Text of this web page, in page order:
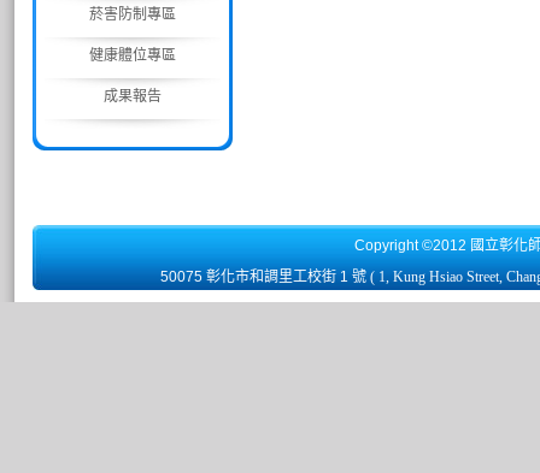
菸害防制專區
健康體位專區
成果報告
Copyright ©2012 國立彰化
50075 彰化市和調里工校街 1 號 ( 1, Kung Hsiao Street,